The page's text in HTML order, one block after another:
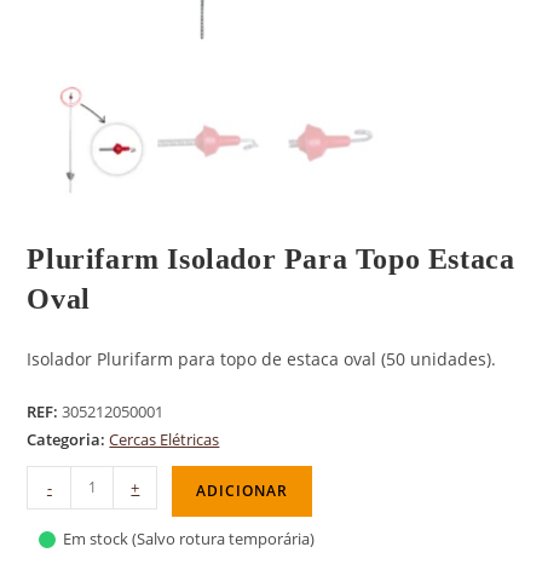
Plurifarm Isolador Para Topo Estaca
Oval
Isolador Plurifarm para topo de estaca oval (50 unidades).
REF:305212050001
Categoria:Cercas Elétricas
- + ADICIONAR
Em stock (Salvo rotura temporária)